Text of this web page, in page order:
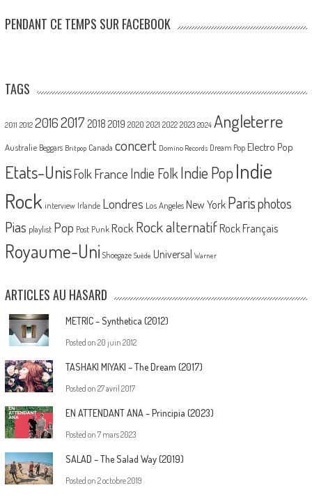
PENDANT CE TEMPS SUR FACEBOOK
TAGS
2011 2012 20162017 2018 2019 2020 2021 2022 2023 2024 Angleterre
Australie Beggars Britpop Canada concert Domino Records Dream Pop Electro Pop
Etats-UnisFolk France Indie Folk Indie PopIndie
Rock interview Irlande Londres Los Angeles New York Parisphotos
Pias playlist Pop Post Punk Rock Rock alternatif Rock Français
Royaume-Uni Shoegaze Suède Universal Warner
ARTICLES AU HASARD
METRIC – Synthetica (2012)
Posted on 20 juin 2012
TASHAKI MIYAKI – The Dream (2017)
Posted on 27 avril 2017
EN ATTENDANT ANA – Principia (2023)
Posted on 7 mars 2023
SALAD – The Salad Way (2019)
Posted on 2 octobre 2019